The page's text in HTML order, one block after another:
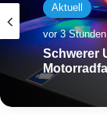
Aktuell
vor 3 Stunden
Schwerer